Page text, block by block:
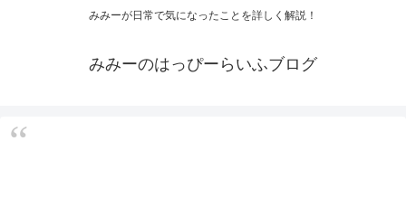
みみーが日常で気になったことを詳しく解説！
みみーのはっぴーらいふブログ